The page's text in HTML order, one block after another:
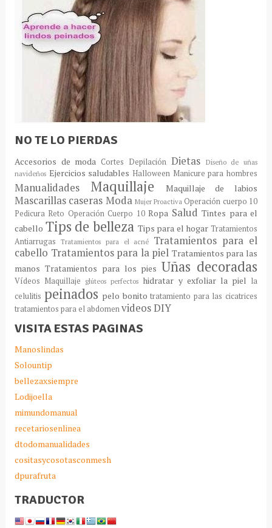
NO TE LO PIERDAS
Accesorios de moda Cortes Depilación Dietas
Diseño de uñas
navideños Ejercicios saludables Halloween Manicure para hombres
Manualidades Maquillaje Maquillaje de labios
Mascarillas caseras Moda Mujer Proactiva Operación cuerpo 10
Pedicura Reto Operación Cuerpo 10 Ropa Salud Tintes para el
cabello Tips de belleza Tips para el hogar Tratamientos
Antiarrugas Tratamientos para el acné Tratamientos para el
cabello Tratamientos para la piel Tratamientos para las
manos Tratamientos para los pies Uñas decoradas
Vídeos Maquillaje glúteos perfectos hidratar y exfoliar la piel la
celulitis peinados pelo bonito tratamiento para las cicatrices
tratamientos para el abdomenvideos DIY
VISITA ESTAS PAGINAS
Manoslindas
Solountip
bellezaxsiempre
Lodijoella
mimundomanual
recetariosenlinea
dtodomanualidades
cositasycosotasconmesh
dpurafruta
TRADUCTOR